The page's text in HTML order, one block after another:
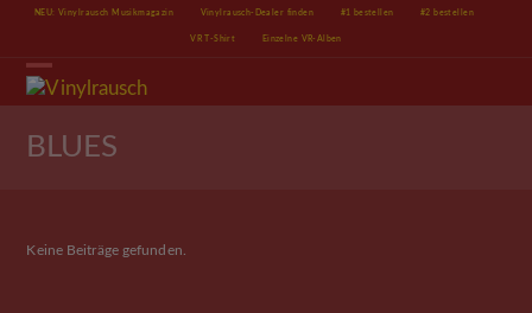
Skip
content
NEU: Vinylrausch Musikmagazin Vinylrausch-Dealer finden #1 bestellen #2 bestellen
VR T-Shirt Einzelne VR-Alben
Open
mobile
menu
Close
mobile
menu
BLUES
Keine Beiträge gefunden.